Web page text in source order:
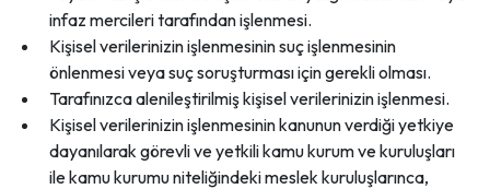
infaz mercileri tarafından işlenmesi.
Kişisel verilerinizin işlenmesinin suç işlenmesinin
önlenmesi veya suç soruşturması için gerekli olması.
Tarafınızca alenileştirilmiş kişisel verilerinizin işlenmesi.
Kişisel verilerinizin işlenmesinin kanunun verdiği yetkiye
dayanılarak görevli ve yetkili kamu kurum ve kuruluşları
ile kamu kurumu niteliğindeki meslek kuruluşlarınca,